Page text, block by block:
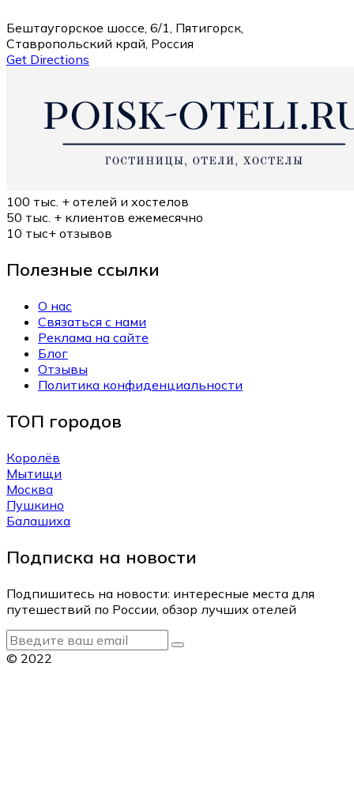
Бештаугорское шоссе, 6/1, Пятигорск,
Ставропольский край, Россия
Get Directions
100 тыс. + отелей и хостелов
50 тыс. + клиентов ежемесячно
10 тыс+ отзывов
Полезные ссылки
О нас
Связаться с нами
Реклама на сайте
Блог
Отзывы
Политика конфиденциальности
ТОП городов
Королёв
Мытищи
Москва
Пушкино
Балашиха
Подписка на новости
Подпишитесь на новости: интересные места для
путешествий по России, обзор лучших отелей
© 2022